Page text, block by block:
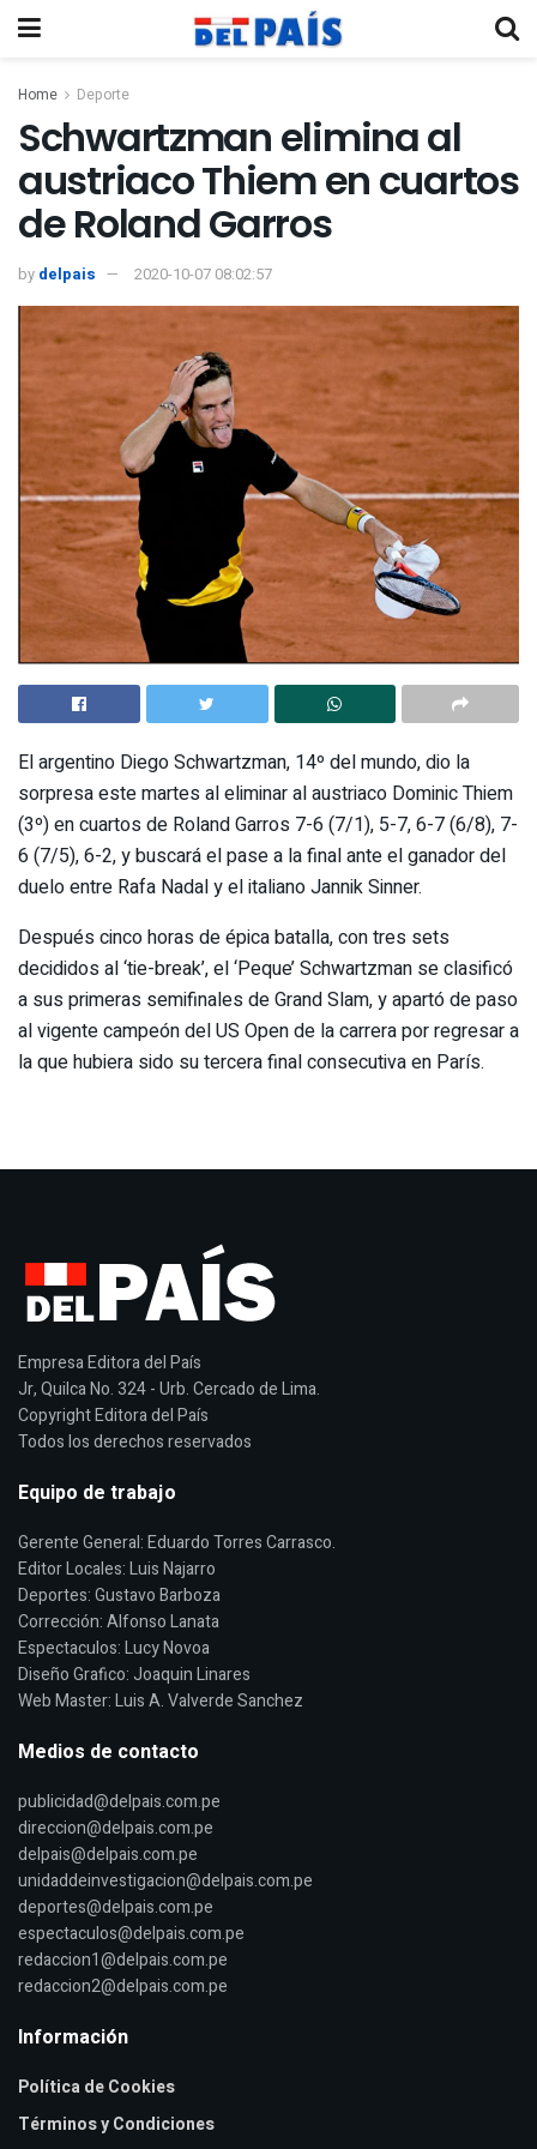
Home Deporte
Schwartzman elimina al
austriaco Thiem en cuartos
de Roland Garros
by delpais 2020-10-07 08:02:57
El argentino Diego Schwartzman, 14º del mundo, dio la
sorpresa este martes al eliminar al austriaco Dominic Thiem
(3º) en cuartos de Roland Garros 7-6 (7/1), 5-7, 6-7 (6/8), 7-
6 (7/5), 6-2, y buscará el pase a la final ante el ganador del
duelo entre Rafa Nadal y el italiano Jannik Sinner.
Después cinco horas de épica batalla, con tres sets
decididos al ‘tie-break’, el ‘Peque’ Schwartzman se clasificó
a sus primeras semifinales de Grand Slam, y apartó de paso
al vigente campeón del US Open de la carrera por regresar a
la que hubiera sido su tercera final consecutiva en París.
Empresa Editora del País
Jr, Quilca No. 324 - Urb. Cercado de Lima.
Copyright Editora del País
Todos los derechos reservados
Equipo de trabajo
Gerente General: Eduardo Torres Carrasco.
Editor Locales: Luis Najarro
Deportes: Gustavo Barboza
Corrección: Alfonso Lanata
Espectaculos: Lucy Novoa
Diseño Grafico: Joaquin Linares
Web Master: Luis A. Valverde Sanchez
Medios de contacto
publicidad@delpais.com.pe
direccion@delpais.com.pe
delpais@delpais.com.pe
unidaddeinvestigacion@delpais.com.pe
deportes@delpais.com.pe
espectaculos@delpais.com.pe
redaccion1@delpais.com.pe
redaccion2@delpais.com.pe
Información
Política de Cookies
Términos y Condiciones